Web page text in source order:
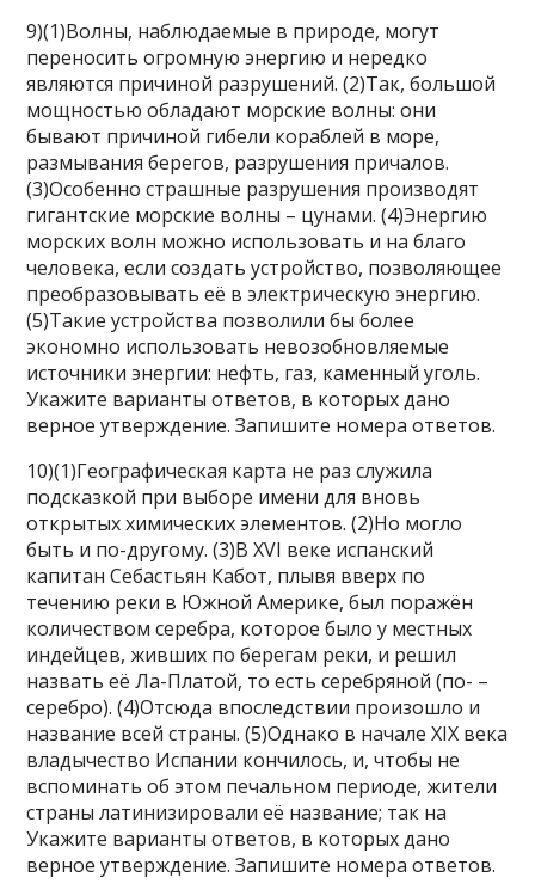
9)(1)Волны, наблюдаемые в природе, могут
переносить огромную энергию и нередко
являются причиной разрушений. (2)Так, большой
мощностью обладают морские волны: они
бывают причиной гибели кораблей в море,
размывания берегов, разрушения причалов.
(3)Особенно страшные разрушения производят
гигантские морские волны – цунами. (4)Энергию
морских волн можно использовать и на благо
человека, если создать устройство, позволяющее
преобразовывать её в электрическую энергию.
(5)Такие устройства позволили бы более
экономно использовать невозобновляемые
источники энергии: нефть, газ, каменный уголь.
Укажите варианты ответов, в которых дано
верное утверждение. Запишите номера ответов.
10)(1)Географическая карта не раз служила
подсказкой при выборе имени для вновь
открытых химических элементов. (2)Но могло
быть и по-другому. (3)В XVI веке испанский
капитан Себастьян Кабот, плывя вверх по
течению реки в Южной Америке, был поражён
количеством серебра, которое было у местных
индейцев, живших по берегам реки, и решил
назвать её Ла-Платой, то есть серебряной (по- –
серебро). (4)Отсюда впоследствии произошло и
название всей страны. (5)Однако в начале XIX века
владычество Испании кончилось, и, чтобы не
вспоминать об этом печальном периоде, жители
страны латинизировали её название; так на
Укажите варианты ответов, в которых дано
верное утверждение. Запишите номера ответов.